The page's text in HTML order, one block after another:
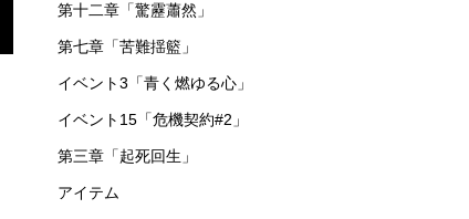
第十二章「驚靂蕭然」
第七章「苦難揺籃」
イベント3「青く燃ゆる心」
イベント15「危機契約#2」
第三章「起死回生」
アイテム